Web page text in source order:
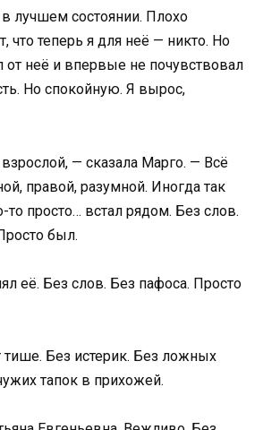
лучшем состоянии. Плохо
что теперь я для неё — никто. Но
неё и впервые не почувствовал
Но спокойную. Я вырос,
— сказала Марго. — Всё
правой, разумной. Иногда так
то просто… встал рядом. Без слов.
был.
её. Без слов. Без пафоса. Просто
тише. Без истерик. Без ложных
тапок в прихожей.